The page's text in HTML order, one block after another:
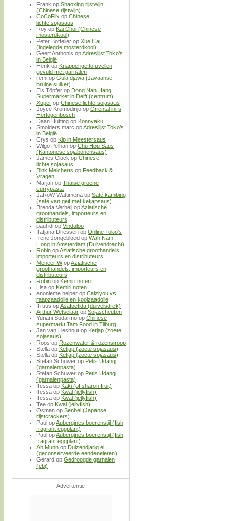
Frank op Shaoxing rijstwijn
(Chinese rijstwijn)
CoCoFlix op Chinese
lichte sojasaus
Roy op Kai Choi (Chinese
mosterdkool)
Peter Bottelier op Xue Cai
(ingelegde mosterdkool)
Geert Anthonis opAdreslijst Toko’s
in België
Henk op Knapperige tofuvellen
gevuld met garnalen
remi op Gula djawa (Javaanse
bruine suiker)
Els Töpfer op Dong Nan Hang
Supermarket in Delft (centrum)
Xuper op Chinese lichte sojasaus
Joyce Kromodirijo op Oriental in ’s
Hertogenbosch
Daan Hutting op Konnyaku
Smolders marc opAdreslijst Toko’s
in België
Crys op Kip in Meestersaus
Wilgo Pelhan op Chu Hou Saus
(Kantonese sojabonensaus)
James Clock op Chinese
lichte sojasaus
Bink Melcherts op Feedback &
Vragen
Marjan op Thaise groene
currypasta
JaRoW Wattimena op Saté kambing
(saté van geit met ketjapsaus)
Brenda Verheij opAziatische
groothandels, importeurs en
distributeurs
paul idi op Vindaloo
Tatjana Driessen op Online Toko’s
Irene Jongebloed op Wah Nam
Hong in Amsterdam (Duivendrecht)
Robin opAziatische groothandels,
importeurs en distributeurs
Meneer WopAziatische
groothandels, importeurs en
distributeurs
Robin op Kemiri noten
Lisa op Kemiri noten
anonieme helper op Caiziyou vs.
raapzaadolie en koolzaadolie
Truus opAsafoetida (duivelsdrek)
Arthur Wetselaar op Sojascheuten
Yuriani Sudarmo op Chinese
supermarkt Tam Food in Tilburg
Jan van Lieshout op Ketjap (zoete
sojasaus)
Roos op Rozenwater & rozensiroop
Stella op Ketjap (zoete sojasaus)
Stella op Ketjap (zoete sojasaus)
Stefan Schuwer op Petis Udang
(garnalenpasta)
Stefan Schuwer op Petis Udang
(garnalenpasta)
Tessa op Kaki (of sharon fruit)
Tessa op Kwal (jellyfish)
Tessa op Kwal (jellyfish)
Tee op Kwal (jellyfish)
Osman op Senbei (Japanse
rijstcrackers)
Paul opAubergines boerenstijl (fish
fragrant eggplant)
Paul opAubergines boerenstijl (fish
fragrant eggplant)
Ah Munn op Duizendjarig ei
(geconserveerde eendeneieren)
Gerard op Gedroogde garnalen
(ebi)
- Advertentie -